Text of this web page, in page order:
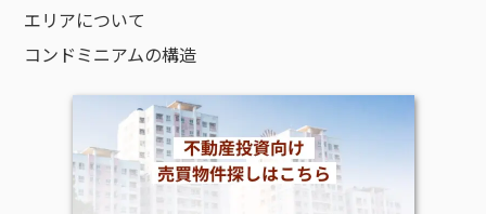
エリアについて
コンドミニアムの構造